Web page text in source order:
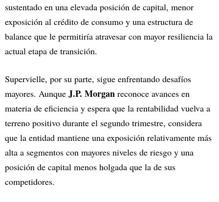
sustentado en una elevada posición de capital, menor
exposición al crédito de consumo y una estructura de
balance que le permitiría atravesar con mayor resiliencia la
actual etapa de transición.
Supervielle, por su parte, sigue enfrentando desafíos
mayores. Aunque J.P. Morgan reconoce avances en
materia de eficiencia y espera que la rentabilidad vuelva a
terreno positivo durante el segundo trimestre, considera
que la entidad mantiene una exposición relativamente más
alta a segmentos con mayores niveles de riesgo y una
posición de capital menos holgada que la de sus
competidores.